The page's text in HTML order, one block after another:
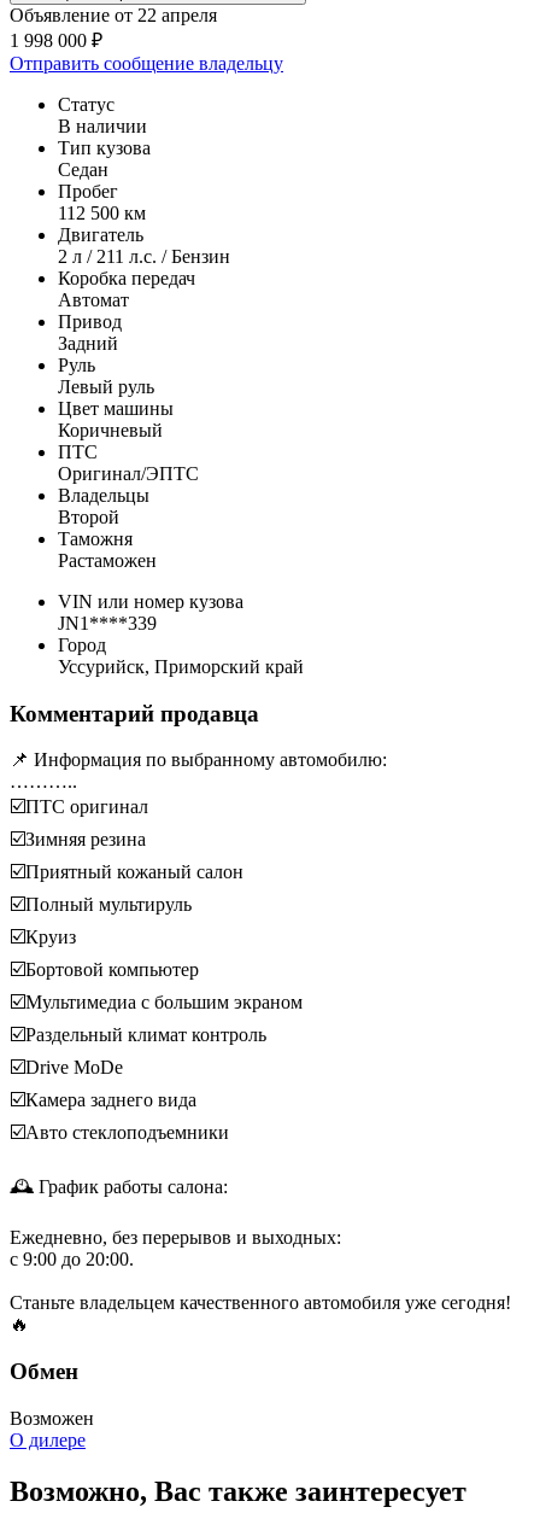
Объявление от 22 апреля
1 998 000 ₽
Отправить сообщение владельцу
Статус
В наличии
Тип кузова
Седан
Пробег
112 500 км
Двигатель
2 л / 211 л.с. / Бензин
Коробка передач
Автомат
Привод
Задний
Руль
Левый руль
Цвет машины
Коричневый
ПТС
Оригинал/ЭПТС
Владельцы
Второй
Таможня
Растаможен
VIN или номер кузова
JN1****339
Город
Уссурийск, Приморский край
Комментарий продавца
📌 Информация по выбранному автомобилю:
………..
☑️ПТС оригинал
☑️Зимняя резина
☑️Приятный кожаный салон
☑️Полный мультируль
☑️Круиз
☑️Бортовой компьютер
☑️Мультимедиа с большим экраном
☑️Раздельный климат контроль
☑️Drive MoDe
☑️Камера заднего вида
☑️Авто стеклоподъемники
🕰 График работы салона:
Ежедневно, без перерывов и выходных:
с 9:00 до 20:00.
Станьте владельцем качественного автомобиля уже сегодня!
🔥
Обмен
Возможен
О дилере
Возможно, Вас также заинтересует